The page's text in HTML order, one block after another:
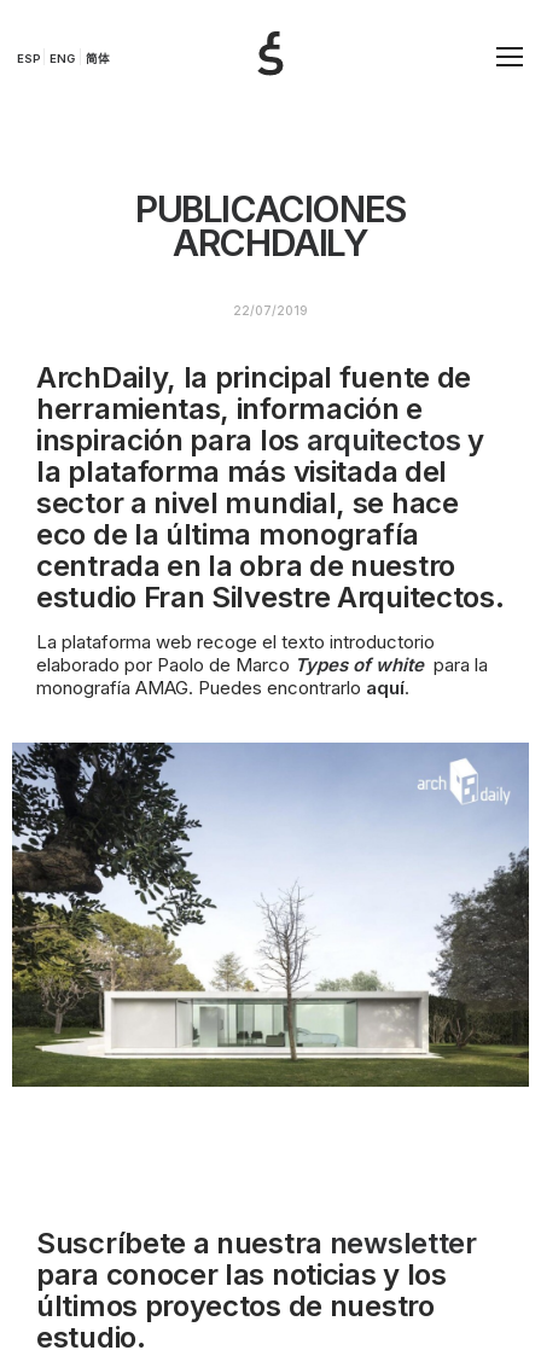
ESP ENG 简体
PUBLICACIONES
ARCHDAILY
22/07/2019
ArchDaily, la principal fuente de
herramientas, información e
inspiración para los arquitectos y
la plataforma más visitada del
sector a nivel mundial, se hace
eco de la última monografía
centrada en la obra de nuestro
estudio Fran Silvestre Arquitectos.
La plataforma web recoge el texto introductorio
elaborado por Paolo de Marco Types of whitepara la
monografía AMAG. Puedes encontrarlo aquí.
Suscríbete a nuestra newsletter
para conocer las noticias y los
últimos proyectos de nuestro
estudio.